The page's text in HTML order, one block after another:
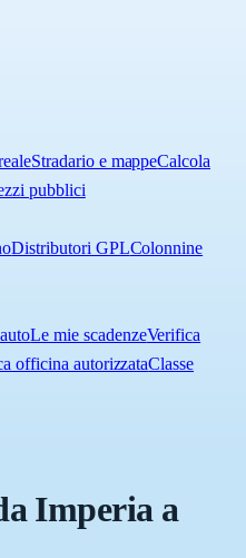
Stradario e mappeCalcola
pubblici
Distributori GPLColonnine
Le mie scadenzeVerifica
officina autorizzataClasse
Imperia a